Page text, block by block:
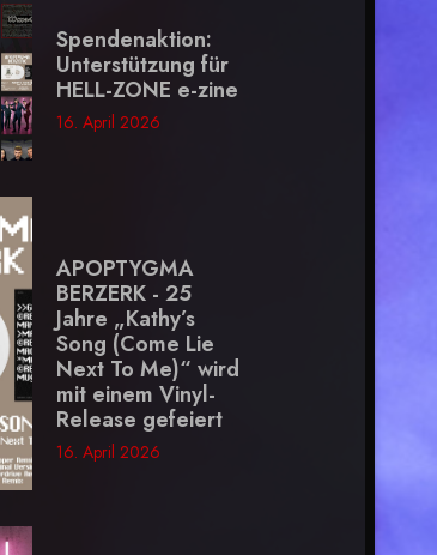
Spendenaktion:
Unterstützung für
HELL-ZONE e-zine
16. April 2026
APOPTYGMA
BERZERK - 25
Jahre „Kathy’s
Song (Come Lie
Next To Me)“ wird
mit einem Vinyl-
Release gefeiert
16. April 2026